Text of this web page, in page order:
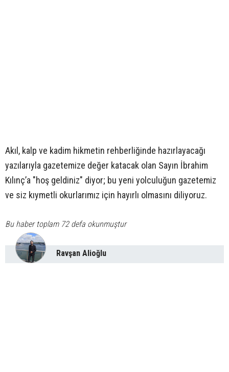
Akıl, kalp ve kadim hikmetin rehberliğinde hazırlayacağı
yazılarıyla gazetemize değer katacak olan Sayın İbrahim
Kılınç’a "hoş geldiniz" diyor; bu yeni yolculuğun gazetemiz
ve siz kıymetli okurlarımız için hayırlı olmasını diliyoruz.
Bu haber toplam 72 defa okunmuştur
Ravşan Alioğlu